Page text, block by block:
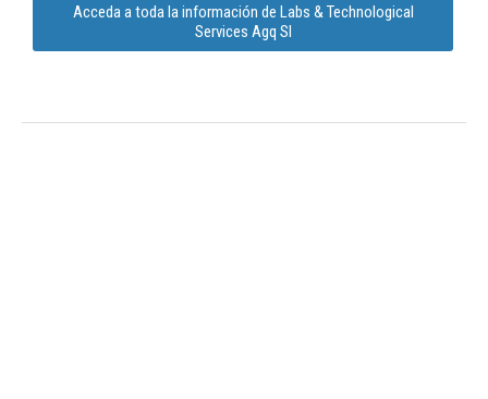
Acceda a toda la información de Labs & Technological
Services Agq Sl